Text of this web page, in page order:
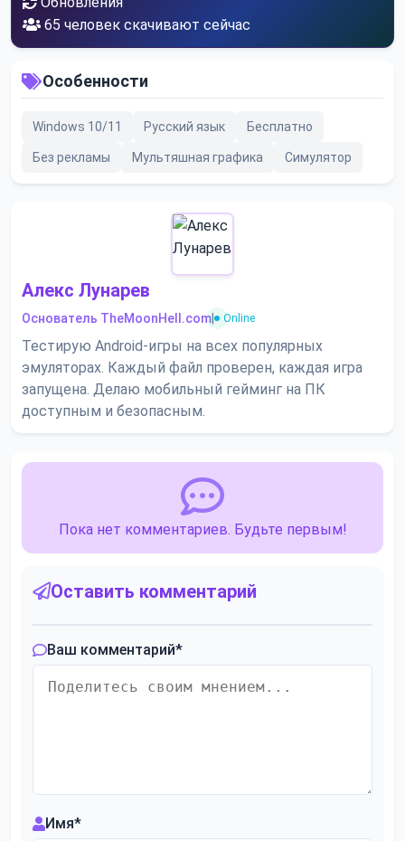
65 человек скачивают сейчас
Особенности
Windows 10/11 Русский язык Бесплатно
Без рекламы Мультяшная графика Симулятор
Алекс Лунарев
Основатель TheMoonHell.com Online
Тестирую Android-игры на всех популярных
эмуляторах. Каждый файл проверен, каждая игра
запущена. Делаю мобильный гейминг на ПК
доступным и безопасным.
Пока нет комментариев. Будьте первым!
Оставить комментарий
Ваш комментарий*
Имя*